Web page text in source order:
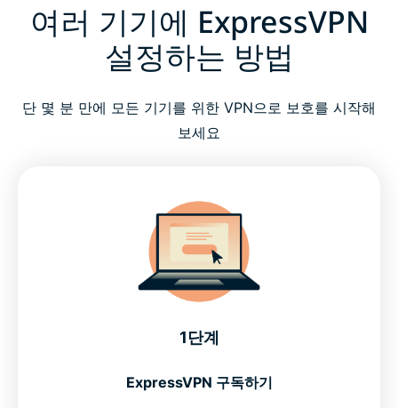
여러 기기에 ExpressVPN
설정하는 방법
단 몇 분 만에 모든 기기를 위한 VPN으로 보호를 시작해
보세요
1단계
ExpressVPN 구독하기